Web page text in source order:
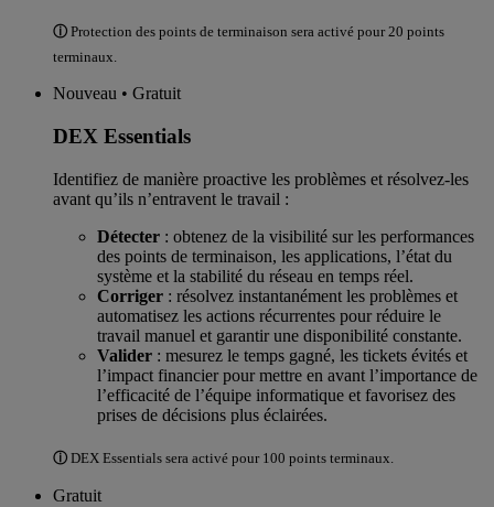
ⓘ Protection des points de terminaison sera activé pour 20 points
terminaux.
Nouveau • Gratuit
DEX Essentials
Identifiez de manière proactive les problèmes et résolvez-les
avant qu’ils n’entravent le travail :
Détecter : obtenez de la visibilité sur les performances
des points de terminaison, les applications, l’état du
système et la stabilité du réseau en temps réel.
Corriger : résolvez instantanément les problèmes et
automatisez les actions récurrentes pour réduire le
travail manuel et garantir une disponibilité constante.
Valider : mesurez le temps gagné, les tickets évités et
l’impact financier pour mettre en avant l’importance de
l’efficacité de l’équipe informatique et favorisez des
prises de décisions plus éclairées.
ⓘ DEX Essentials sera activé pour 100 points terminaux.
Gratuit